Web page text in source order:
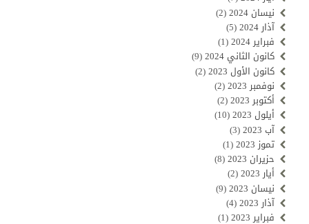
نيسان 2024
(2)
آذار 2024
(5)
فبراير 2024
(1)
كانون الثاني 2024
(9)
كانون الأول 2023
(2)
نوفمبر 2023
(2)
أكتوبر 2023
(2)
أيلول 2023
(10)
آب 2023
(3)
تموز 2023
(1)
حزيران 2023
(8)
أيار 2023
(2)
نيسان 2023
(9)
آذار 2023
(4)
فبراير 2023
(1)